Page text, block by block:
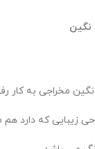
نگین
مخراجی به کار
که دارد